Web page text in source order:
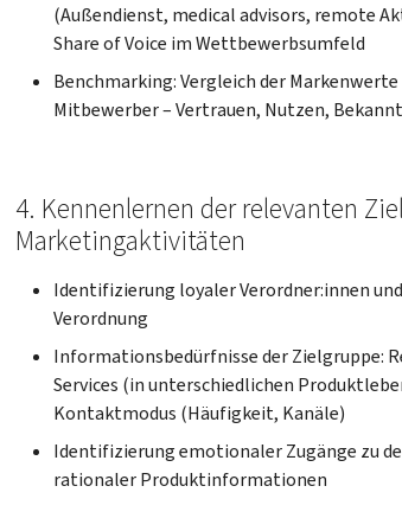
(Außendienst, medical advisors, remote
Share of Voice im Wettbewerbsumfeld
Benchmarking: Vergleich der
Mitbewerber – Vertrauen, Nutzen,
4. Kennenlernen der relevanten
Marketingaktivitäten
Identifizierung loyaler Verordner:innen
Verordnung
Informationsbedürfnisse der Zielgruppe:
Services (in unterschiedlichen
Kontaktmodus (Häufigkeit, Kanäle)
Identifizierung emotionaler Zugänge zu
rationaler Produktinformationen